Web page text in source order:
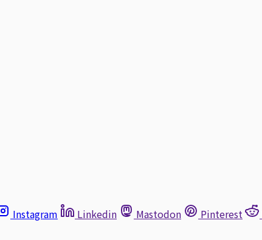
Instagram Linkedin Mastodon Pinterest